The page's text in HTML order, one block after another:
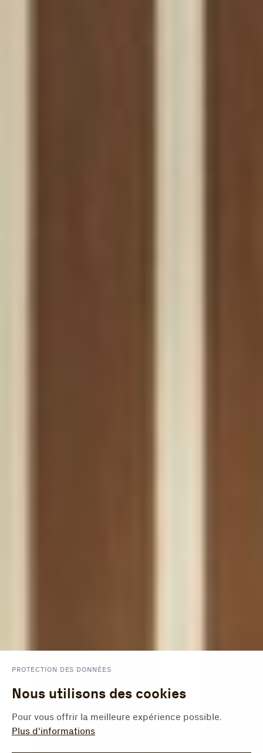
PROTECTION DES DONNÉES
Nous utilisons des cookies
Pour vous offrir la meilleure expérience possible.
Plus d'informations